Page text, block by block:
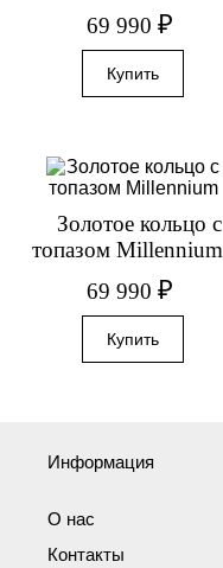
69 990₽
Золотое кольцо с
топазом Millennium
69 990₽
Информация
О нас
Контакты